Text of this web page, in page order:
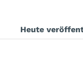
Heute